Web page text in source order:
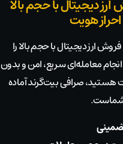
دیجیتال با حجم بالا
هویت
ارز دیجیتال با حجم بالا را
انجام معامله‌ای سریع، امن و بدون
هستید، صرافی بیت‌گرند آماده
شماست.